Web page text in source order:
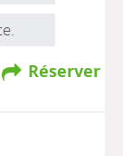
Réserver